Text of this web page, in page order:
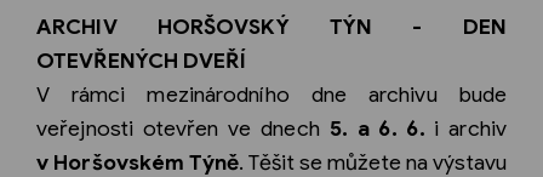
ARCHIV HORŠOVSKÝ TÝN - DEN
OTEVŘENÝCH DVEŘÍ
V rámci mezinárodního dne archivu bude
veřejnosti otevřen ve dnech 5. a 6. 6. i archiv
v Horšovském Týně. Těšit se můžete na výstavu